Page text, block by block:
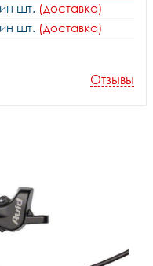
шт. (доставка)
шт. (доставка)
Отзывы